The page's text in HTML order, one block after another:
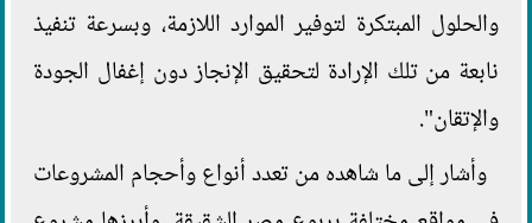
والحلول المبتكرة لتوفير الموارد اللازمة، وبسرعة تنفيذ
نابعة من تلك الإرادة لتحقيق الإنجاز دون إغفال الجودة
والإتقان".
وأشار إلى ما شاهده من تعدد أنواع وأحجام المشروعات